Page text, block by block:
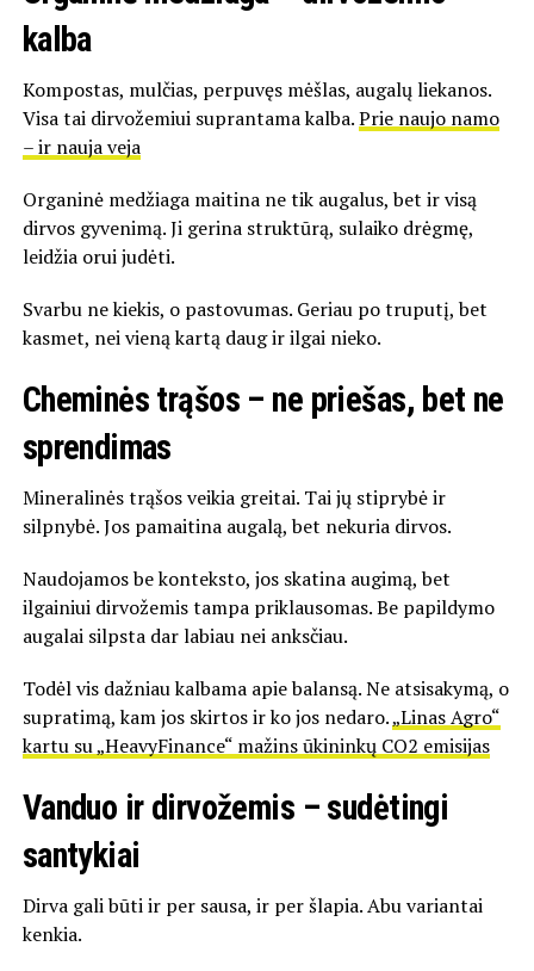
kalba
Kompostas, mulčias, perpuvęs mėšlas, augalų liekanos.
Visa tai dirvožemiui suprantama kalba.Prie naujo namo
– ir nauja veja
Organinė medžiaga maitina ne tik augalus, bet ir visą
dirvos gyvenimą. Ji gerina struktūrą, sulaiko drėgmę,
leidžia orui judėti.
Svarbu ne kiekis, o pastovumas. Geriau po truputį, bet
kasmet, nei vieną kartą daug ir ilgai nieko.
Cheminės trąšos – ne priešas, bet ne
sprendimas
Mineralinės trąšos veikia greitai. Tai jų stiprybė ir
silpnybė. Jos pamaitina augalą, bet nekuria dirvos.
Naudojamos be konteksto, jos skatina augimą, bet
ilgainiui dirvožemis tampa priklausomas. Be papildymo
augalai silpsta dar labiau nei anksčiau.
Todėl vis dažniau kalbama apie balansą. Ne atsisakymą, o
supratimą, kam jos skirtos ir ko jos nedaro.„Linas Agro“
kartu su „HeavyFinance“ mažins ūkininkų CO2 emisijas
Vanduo ir dirvožemis – sudėtingi
santykiai
Dirva gali būti ir per sausa, ir per šlapia. Abu variantai
kenkia.